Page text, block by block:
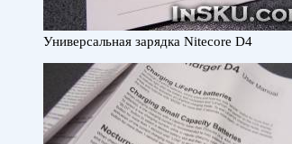
Универсальная зарядка Nitecore D4